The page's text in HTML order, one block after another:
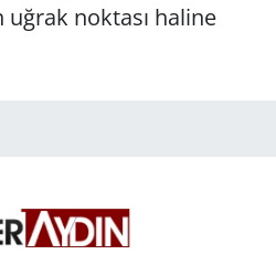
noktası haline